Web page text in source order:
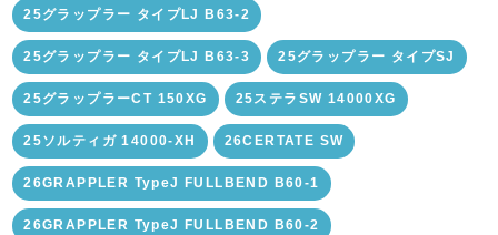
25グラップラー タイプLJ B63-2
25グラップラー タイプLJ B63-3 25グラップラー タイプSJ
25グラップラーCT 150XG 25ステラSW 14000XG
25ソルティガ 14000-XH 26CERTATE SW
26GRAPPLER TypeJ FULLBEND B60-1
26GRAPPLER TypeJ FULLBEND B60-2